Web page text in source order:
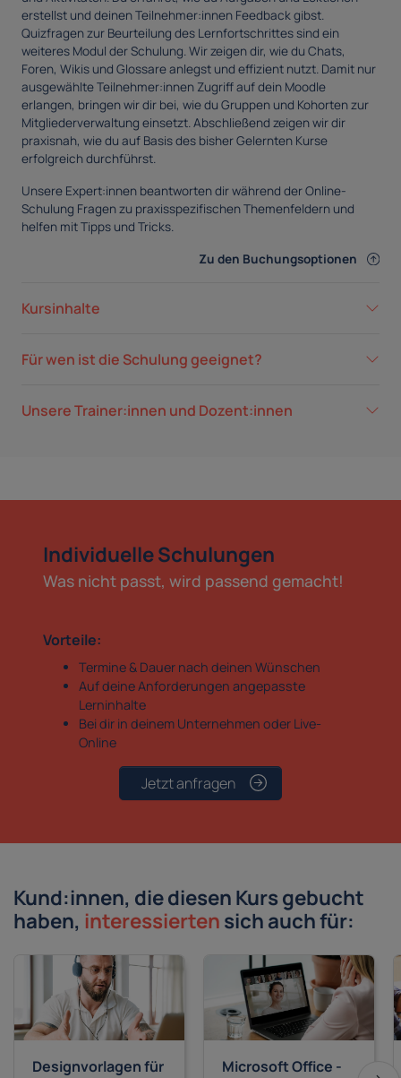
erstellst und deinen Teilnehmer:innen Feedback gibst.
Quizfragen zur Beurteilung des Lernfortschrittes sind ein
weiteres Modul der Schulung. Wir zeigen dir, wie du Chats,
Foren, Wikis und Glossare anlegst und effizient nutzt. Damit nur
ausgewählte Teilnehmer:innen Zugriff auf dein Moodle
erlangen, bringen wir dir bei, wie du Gruppen und Kohorten zur
Mitgliederverwaltung einsetzt. Abschließend zeigen wir dir
praxisnah, wie du auf Basis des bisher Gelernten Kurse
erfolgreich durchführst.
Unsere Expert:innen beantworten dir während der Online-
Schulung Fragen zu praxisspezifischen Themenfeldern und
helfen mit Tipps und Tricks.
Zu den Buchungsoptionen
Kursinhalte
Für wen ist die Schulung geeignet?
Unsere Trainer:innen und Dozent:innen
Individuelle Schulungen
Was nicht passt, wird passend gemacht!
Vorteile:
Termine & Dauer nach deinen Wünschen
Auf deine Anforderungen angepasste
Lerninhalte
Bei dir in deinem Unternehmen oder Live-
Online
Jetzt anfragen
Kund:innen, die diesen Kurs gebucht
haben, interessiertensich auch für:
Designvorlagen für
Microsoft Office -